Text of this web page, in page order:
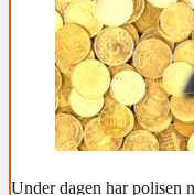
Under dagen har polisen